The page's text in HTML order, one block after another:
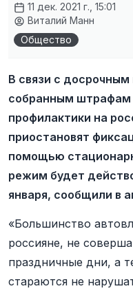
11 дек. 2021 г., 15:01
Виталий Манн
Общество
В связи с
собранным штрафам
профилактики на
приостановят
помощью
режим будет
января, сообщили в
«Большинство
россияне, не
праздничные дни, а
стараются не